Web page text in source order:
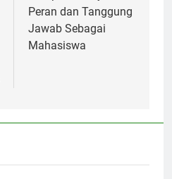
Peran dan Tanggung
Jawab Sebagai
Mahasiswa